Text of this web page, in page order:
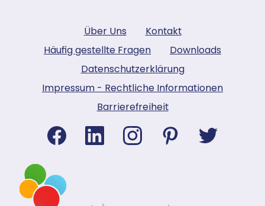
Über Uns
Kontakt
Häufig gestellte Fragen
Downloads
Datenschutzerklärung
Impressum - Rechtliche Informationen
Barrierefreiheit